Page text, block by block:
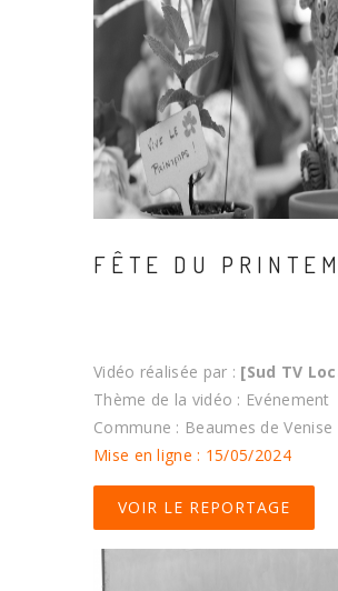
FÊTE DU
Vidéo réalisée par : [Sud TV
Thème de la vidéo : Evénement
Commune : Beaumes de Venise
Mise en ligne : 15/05/2024
VOIR LE REPORTAGE